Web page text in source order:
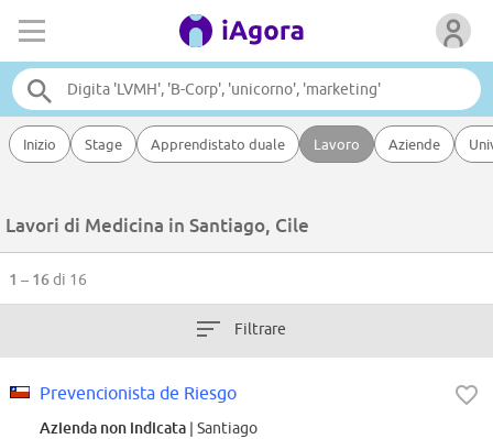
Inizio Stage Apprendistato duale Lavoro Aziende
Lavori di Medicina in Santiago, Cile
1 – 16di 16
Filtrare
Prevencionista de Riesgo
Azienda non indicata | Santiago